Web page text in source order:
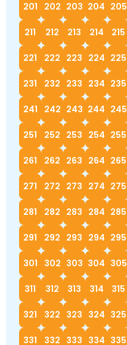
201 202 203 204 205
211 212 213 214 215
221 222 223 224 225
231 232 233 234 235
241 242 243 244 245
251 252 253 254 255
261 262 263 264 265
271 272 273 274 275
281 282 283 284 285
291 292 293 294 295
301 302 303 304 305
311 312 313 314 315
321 322 323 324 325
331 332 333 334 335